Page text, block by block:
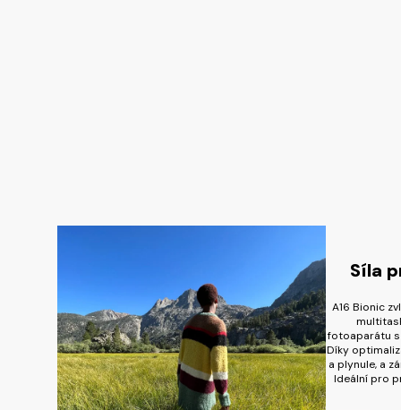
Síla
A16 Bionic
fotoaparátu s
Díky
a plynule, a
Ideální pro